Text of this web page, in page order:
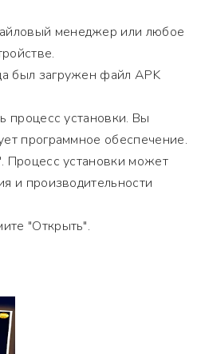
менеджер или любое
был загружен файл APK
процесс установки. Вы
программное обеспечение.
Процесс установки может
и производительности
"Открыть".